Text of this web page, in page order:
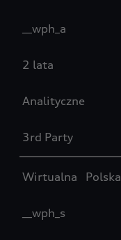
__wph_a
2 lata
Analityczne
3rd Party
Wirtualna Polska
__wph_s